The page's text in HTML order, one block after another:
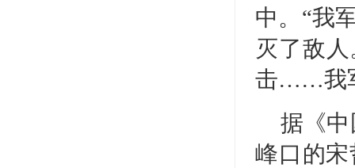
中。“我
灭了敌
击……我
据《
峰口的